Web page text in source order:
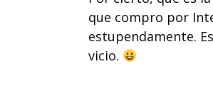
que compro por
estupendamente.
vicio.